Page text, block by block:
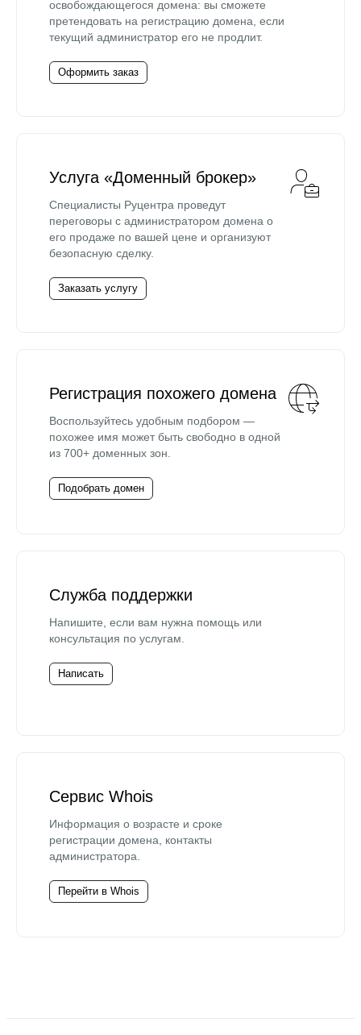
освобождающегося домена: вы сможете
претендовать на регистрацию домена, если
текущий администратор его не продлит.
Оформить заказ
Услуга «Доменный брокер»
Специалисты Руцентра проведут
переговоры с администратором домена о
его продаже по вашей цене и организуют
безопасную сделку.
Заказать услугу
Регистрация похожего домена
Воспользуйтесь удобным подбором —
похожее имя может быть свободно в одной
из 700+ доменных зон.
Подобрать домен
Служба поддержки
Напишите, если вам нужна помощь или
консультация по услугам.
Написать
Сервис Whois
Информация о возрасте и сроке
регистрации домена, контакты
администратора.
Перейти в Whois